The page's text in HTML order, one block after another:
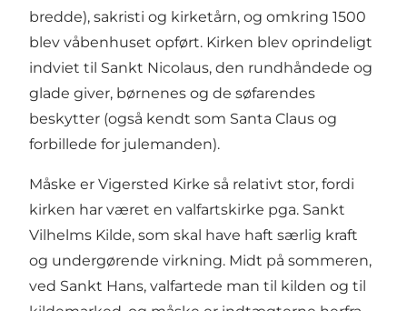
bredde), sakristi og kirketårn, og omkring 1500
blev våbenhuset opført. Kirken blev oprindeligt
indviet til Sankt Nicolaus, den rundhåndede og
glade giver, børnenes og de søfa­rendes
beskytter­ (også kendt som Santa Claus og
forbillede for julemanden).
Måske er Vigersted Kirke så relativt stor, fordi
kirken har været en valfartskirke pga. Sankt
Vilhelms Kilde, som skal have haft særlig kraft
og undergørende virk­ning. Midt på sommeren,
ved Sankt Hans, valfartede man til kilden og til